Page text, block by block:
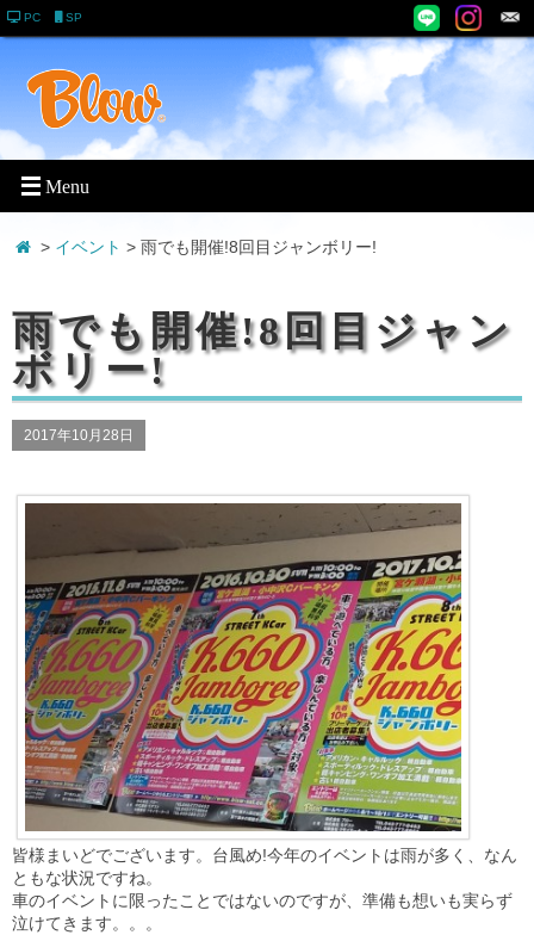
PC SP
> イベント > 雨でも開催!8回目ジャンボリー!
雨でも開催!8回目ジャン
ボリー!
2017年10月28日
皆様まいどでございます。台風め!今年のイベントは雨が多く、なん
ともな状況ですね。
車のイベントに限ったことではないのですが、準備も想いも実らず
泣けてきます。。。